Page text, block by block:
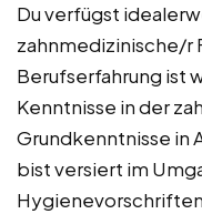
Du verfügst
zahnmedizinische/r
Berufserfahrung ist
Kenntnisse in der
Grundkenntnisse in
bist versiert im